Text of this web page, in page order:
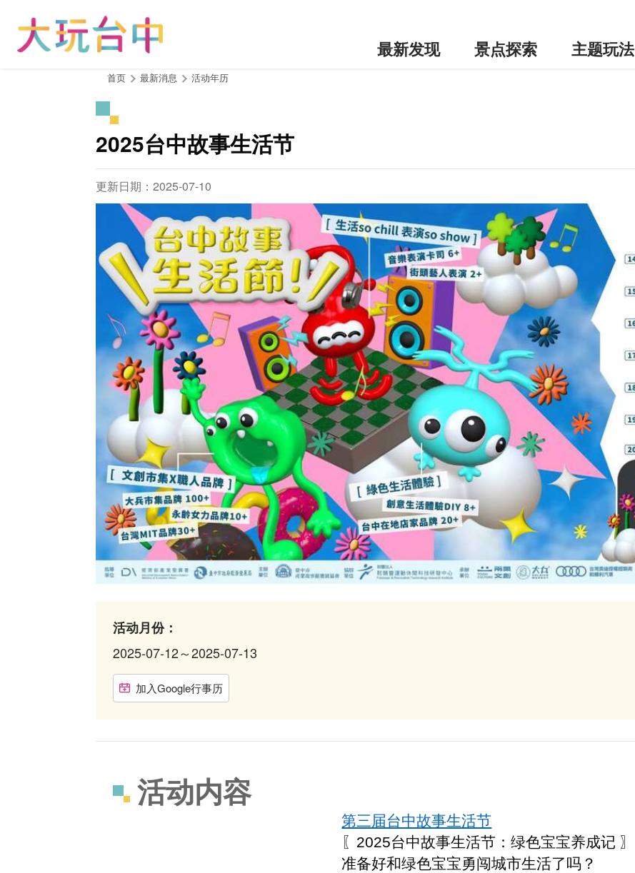
最新发现 景点探索 主题玩法
首页 最新消息 活动年历
2025台中故事生活节
更新日期：2025-07-10
活动月份：
2025-07-12～2025-07-13
加入Google行事历
活动内容
第三届台中故事生活节
〖 2025台中故事生活节：绿色宝宝养成记 〗
准备好和绿色宝宝勇闯城市生活了吗？